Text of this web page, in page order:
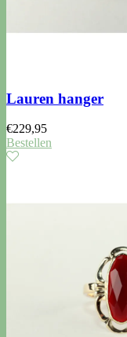
Lauren hanger
€229,95
Bestellen